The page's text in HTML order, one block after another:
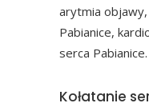
Kołatanie